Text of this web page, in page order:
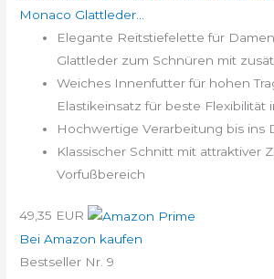
Monaco Glattleder...
Elegante Reitstiefelette für
Glattleder zum Schnüren mit
Weiches Innenfutter für hohen
Elastikeinsatz für beste Flexibilität
Hochwertige Verarbeitung bis ins
Klassischer Schnitt mit attraktiver
Vorfußbereich
49,35 EUR
Bei Amazon kaufen
Bestseller Nr. 9